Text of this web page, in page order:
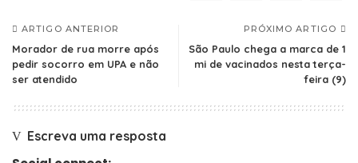
ARTIGO ANTERIOR
Morador de rua morre após
pedir socorro em UPA e não
ser atendido
PRÓXIMO ARTIGO
São Paulo chega a marca de 1
mi de vacinados nesta terça-
feira (9)
Escreva uma resposta